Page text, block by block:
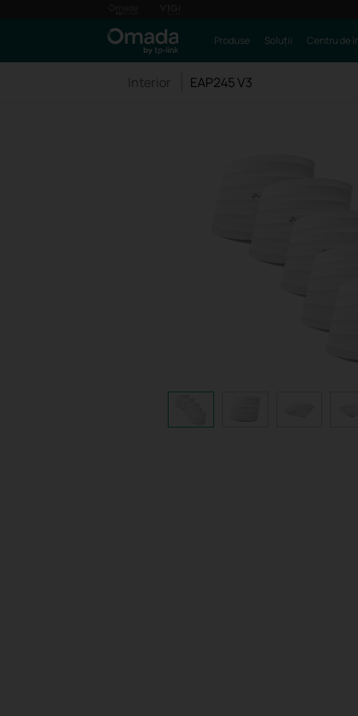
Produse Soluții Centru de
Interior EAP245 V3